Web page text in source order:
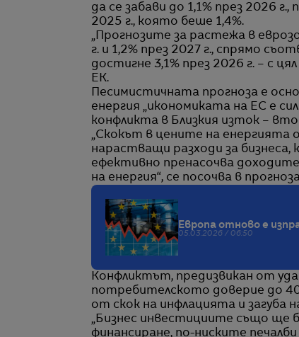
да се забави до 1,1% през 2026
2025 г., която беше 1,4%.
„Прогнозите за растежа в
г. и 1,2% през 2027 г., спрямо
достигне 3,1% през 2026 г. – с
ЕК.
Песимистичната прогноза е
енергия „икономиката на ЕС е
конфликта в Близкия изток –
„Скокът в цените на енергията
нарастващи разходи за
ефективно пренасочва
на енергия“, се посочва в
Европа отново е
05.03.2026 / 06:50
Конфликтът, предизвикан от
потребителското доверие до
от скок на инфлацията и загуба
„Бизнес инвестициите също ще
финансиране, по-ниските